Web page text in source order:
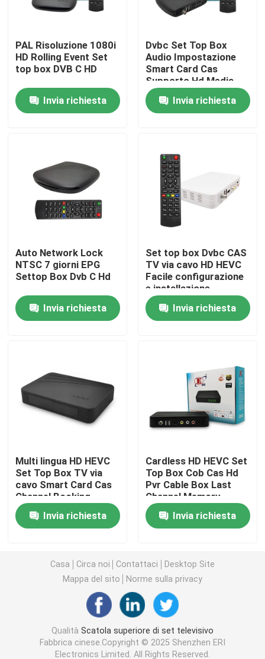
Casa
Prodotti
Chi siamo
Fatory Tour
Contattaci
Richiedere un preventivo
Decoder di DVBC
Scatola superiore di set di cavi
Decoder Mpeg4
Ricevitore DVB T2 H265
Ricevitore DVB-C
Decoder HD HEVC
Decoder DVB C
PAL Risoluzione 1080i
HD Rolling Event Set
top box DVB C HD
Invia richiesta
Dvbc Set Top Box
Audio Impostazione
Smart Card Cas
Supporto Hd Media
Box
Invia richiesta
Auto Network Lock
NTSC 7 giorni EPG
Settop Box Dvb C Hd
Invia richiesta
Set top box Dvbc CAS
TV via cavo HD HEVC
Facile configurazione
e installazione
Invia richiesta
Multi lingua HD HEVC
Set Top Box TV via
cavo Smart Card Cas
Channel Booking
Invia richiesta
Cardless HD HEVC Set
Top Box Cob Cas Hd
Pvr Cable Box Last
Channel Memory
Invia richiesta
Casa Circa noi Contattaci
Desktop Site
Mappa del sito
Norme sulla privacy
Qualità Scatola superiore di set televisivo
Fabbrica cinese.Copyright © 2025 Shenzhen ERI
Electronics Limited. All Rights Reserved.